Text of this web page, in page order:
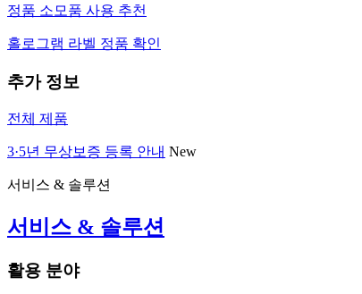
정품 소모품 사용 추천
홀로그램 라벨 정품 확인
추가 정보
전체 제품
3·5년 무상보증 등록 안내 New
서비스 & 솔루션
서비스 & 솔루션
활용 분야